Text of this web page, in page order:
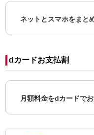
ネットとスマホをまと
dカードお支払割
月額料金をdカードで